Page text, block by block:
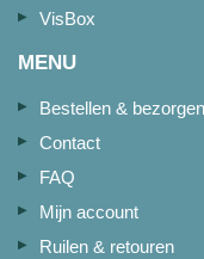
VisBox
MENU
Bestellen & bezorgen
Contact
FAQ
Mijn account
Ruilen & retouren